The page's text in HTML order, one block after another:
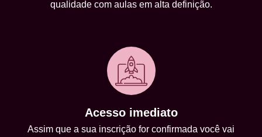
qualidade com aulas em alta definição.
Acesso imediato
Assim que a sua inscrição for confirmada você vai